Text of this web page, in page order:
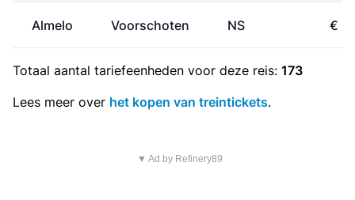
Almelo Voorschoten NS €
Totaal aantal tariefeenheden voor deze reis: 173
Lees meer over het kopen van treintickets.
▼ Ad by Refinery89